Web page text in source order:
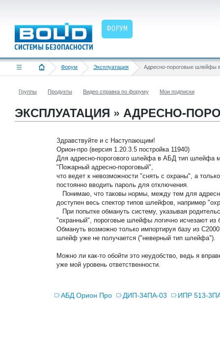
ФОРУМ
Форум Эксплуатация
Группы Продукты Видео справка по форуму Мои подписки
ЭКСПЛУАТАЦИЯ » АДРЕСНО-
Здравствуйте и с Наступающим!
Орион-про (версия 1.20.3.5 постройка 11940)
Для адресно-порогового шлейфа в АБД тип шлейфа
"Пожарный адресно-пороговый",
что ведет к невозможности "снять с охраны", а
постоянно вводить пароль для отключения.
Понимаю, что таковы нормы, между тем для
доступен весь спектор типов шлейфов, например
При попытке обмануть систему, указывая
"охранный", пороговые шлейфы логично исчезают из
Обмануть возможно только импортируя базу из
шлейф уже не получается ("неверный тип шлейфа").
Можно ли как-то обойти это неудобство, ведь я
уже мой уровень ответственности.
АБД Орион Про ДИП-34ПА-03 ИПР 513-